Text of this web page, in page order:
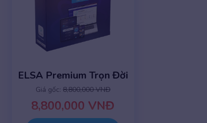
ELSA Premium Trọn Đời
Giá gốc: 8,800,000 VNĐ
8,800,000 VNĐ